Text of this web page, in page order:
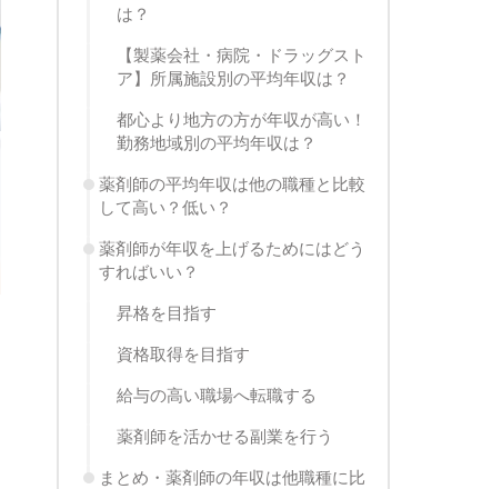
は？
【製薬会社・病院・ドラッグスト
ア】所属施設別の平均年収は？
都心より地方の方が年収が高い！
勤務地域別の平均年収は？
薬剤師の平均年収は他の職種と比較
して高い？低い？
薬剤師が年収を上げるためにはどう
すればいい？
昇格を目指す
資格取得を目指す
給与の高い職場へ転職する
薬剤師を活かせる副業を行う
まとめ・薬剤師の年収は他職種に比